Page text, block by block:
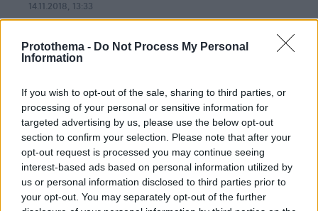
Protothema - Do Not Process My Personal
Information
If you wish to opt-out of the sale, sharing to third parties, or
processing of your personal or sensitive information for
targeted advertising by us, please use the below opt-out
section to confirm your selection. Please note that after your
opt-out request is processed you may continue seeing
interest-based ads based on personal information utilized by
us or personal information disclosed to third parties prior to
your opt-out. You may separately opt-out of the further
14.11.2018, 13:33
Οι καραγκιοζοπαίκτες προσφέρουν αναψυχή και
διασκέδαση. Οι Τατσόπουλοι δυστυχώς θα
ρυθμίζουν τις τύχες μας.
zz
14.11.2018, 17:53
Άσε που μπορεί από την χαρά του να πηδήξει
και της υπόλοιπες Αθηναίες αφού είναι (Ο
επιβήτορας )ο τυπάκος .
ΑΠΑΝΤΗΣΗ